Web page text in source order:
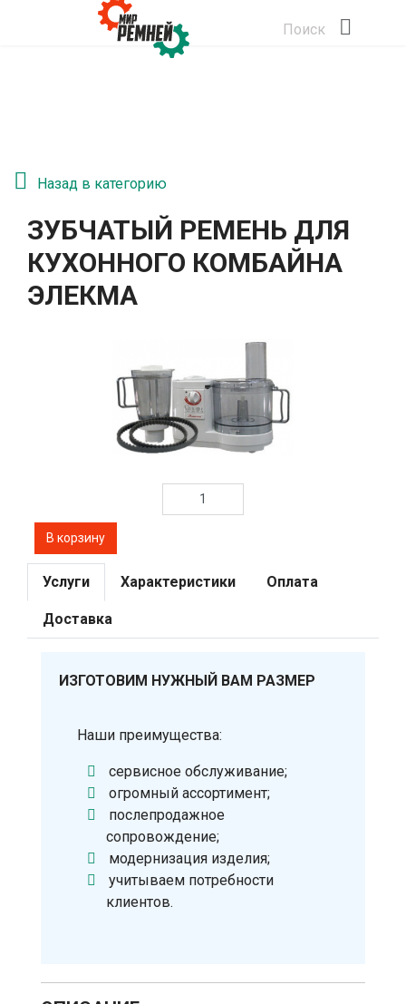
Поиск
Назад в категорию
ЗУБЧАТЫЙ РЕМЕНЬ ДЛЯ
КУХОННОГО КОМБАЙНА
ЭЛЕКМА
Услуги Характеристики Оплата
Доставка
ИЗГОТОВИМ НУЖНЫЙ ВАМ РАЗМЕР
Наши преимущества:
сервисное обслуживание;
огромный ассортимент;
послепродажное
сопровождение;
модернизация изделия;
учитываем потребности
клиентов.